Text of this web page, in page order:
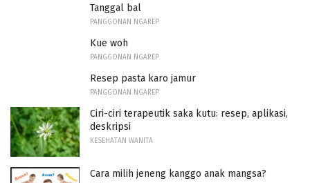
Tanggal bal
PANGGONAN NGAREP
Kue woh
PANGGONAN NGAREP
Resep pasta karo jamur
PANGGONAN NGAREP
Ciri-ciri terapeutik saka kutu: resep, aplikasi,
deskripsi
KESEHATAN WANITA
Cara milih jeneng kanggo anak mangsa?